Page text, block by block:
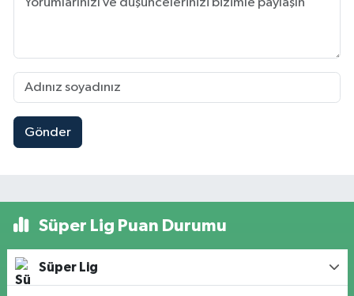
Gönder
Süper Lig Puan Durumu
Süper Lig